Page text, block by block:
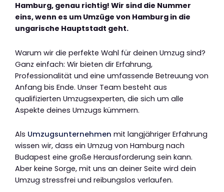
Hamburg, genau richtig! Wir sind die Nummer
eins, wenn es um Umzüge von Hamburg in die
ungarische Hauptstadt geht.
Warum wir die perfekte Wahl für deinen Umzug sind?
Ganz einfach: Wir bieten dir Erfahrung,
Professionalität und eine umfassende Betreuung von
Anfang bis Ende. Unser Team besteht aus
qualifizierten Umzugsexperten, die sich um alle
Aspekte deines Umzugs kümmern.
Als Umzugsunternehmen mit langjähriger Erfahrung
wissen wir, dass ein Umzug von Hamburg nach
Budapest eine große Herausforderung sein kann.
Aber keine Sorge, mit uns an deiner Seite wird dein
Umzug stressfrei und reibungslos verlaufen.